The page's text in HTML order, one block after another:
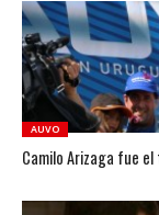
AUVO
Camilo Arizaga fue